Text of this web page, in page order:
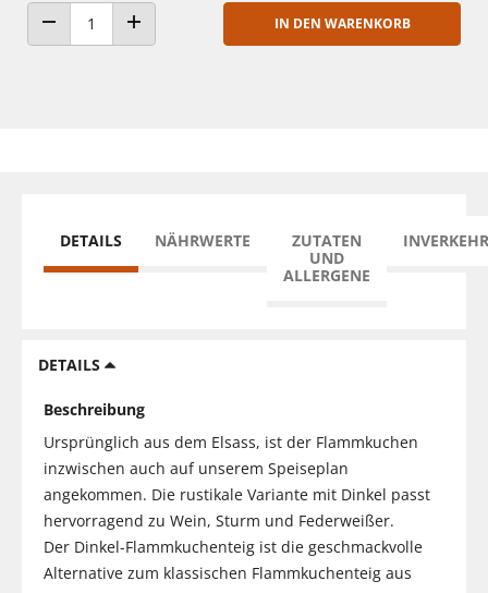
ANZAHL VERRINGERNANZAHL ERHÖHEN
IN DEN WARENKORB
DETAILS NÄHRWERTE
ZUTATEN
UND
ALLERGENE
DETAILS
Beschreibung
Ursprünglich aus dem Elsass, ist der Flammkuchen
inzwischen auch auf unserem Speiseplan
angekommen. Die rustikale Variante mit Dinkel passt
hervorragend zu Wein, Sturm und Federweißer.
Der Dinkel-Flammkuchenteig ist die geschmackvolle
Alternative zum klassischen Flammkuchenteig aus